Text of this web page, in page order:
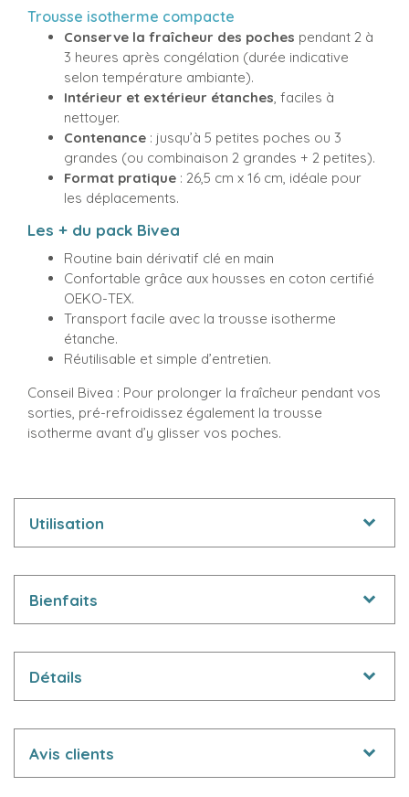
Trousse isotherme compacte
Conserve la fraîcheur des poches pendant 2 à
3 heures après congélation (durée indicative
selon température ambiante).
Intérieur et extérieur étanches , faciles à
nettoyer.
Contenance : jusqu’à 5 petites poches ou 3
grandes (ou combinaison 2 grandes + 2 petites).
Format pratique : 26,5 cm x 16 cm, idéale pour
les déplacements.
Les + du pack Bivea
Routine bain dérivatif clé en main
Confortable grâce aux housses en coton certifié
OEKO-TEX.
Transport facile avec la trousse isotherme
étanche.
Réutilisable et simple d’entretien.
Conseil Bivea : Pour prolonger la fraîcheur pendant vos
sorties, pré-refroidissez également la trousse
isotherme avant d’y glisser vos poches.
Utilisation
Bienfaits
Détails
Avis clients